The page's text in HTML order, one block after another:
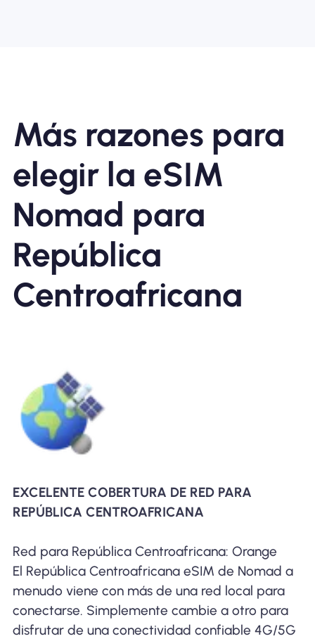
Más razones para
elegir la eSIM
Nomad para
República
Centroafricana
EXCELENTE COBERTURA DE RED PARA
REPÚBLICA CENTROAFRICANA
Red para República Centroafricana: Orange
El República Centroafricana eSIM de Nomad a
menudo viene con más de una red local para
conectarse. Simplemente cambie a otro para
disfrutar de una conectividad confiable 4G/5G